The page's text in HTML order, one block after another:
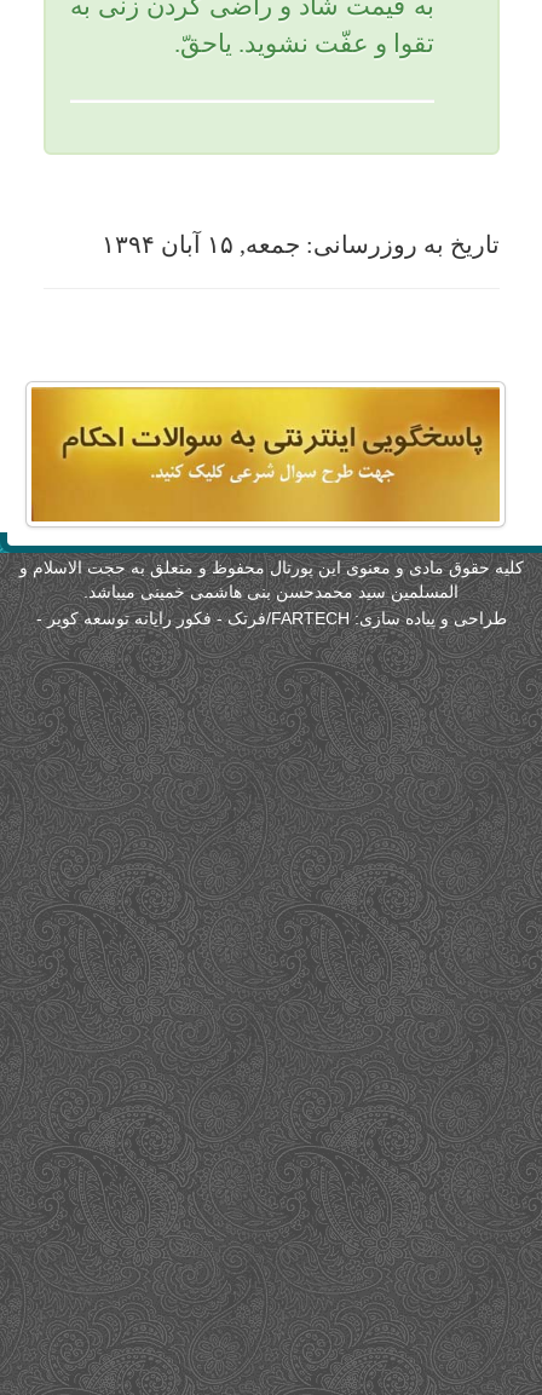
حقوق مادی و معنوی این پورتال محفوظ و متعلق به حجت الاسلام و
المسلمین سید محمدحسن بنی هاشمی خمینی میباشد.
طراحی و پیاده سازی:FARTECH/فرتک - فکور رایانه توسعه کویر -